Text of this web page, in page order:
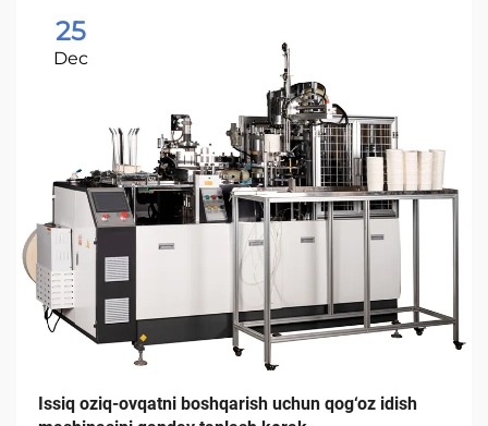
25
Dec
Issiq oziq-ovqatni boshqarish uchun qog‘oz idish